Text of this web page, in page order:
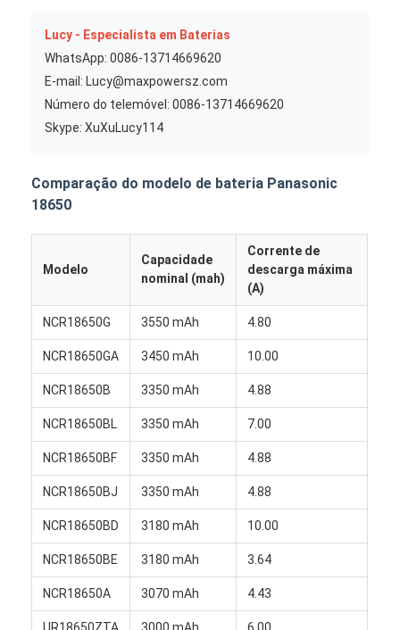
bateria de carro híbrido
Lucy - Especialista em Baterias
WhatsApp: 0086-13714669620
E-mail: Lucy@maxpowersz.com
Número do telemóvel: 0086-13714669620
Skype: XuXuLucy114
Comparação do modelo de bateria Panasonic
18650
Modelo
Capacidade
nominal (mah)
Corrente de
descarga máxima
(A)
NCR18650G 3550 mAh 4.80
NCR18650GA 3450 mAh 10.00
NCR18650B 3350 mAh 4.88
NCR18650BL 3350 mAh 7.00
NCR18650BF 3350 mAh 4.88
NCR18650BJ 3350 mAh 4.88
NCR18650BD 3180 mAh 10.00
NCR18650BE 3180 mAh 3.64
NCR18650A 3070 mAh 4.43